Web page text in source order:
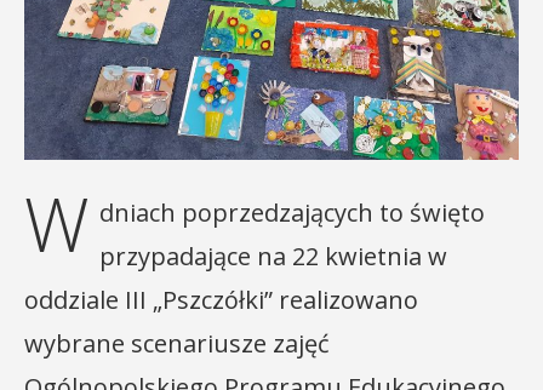
W dniach poprzedzających to święto
przypadające na 22 kwietnia w
oddziale III „Pszczółki” realizowano
wybrane scenariusze zajęć